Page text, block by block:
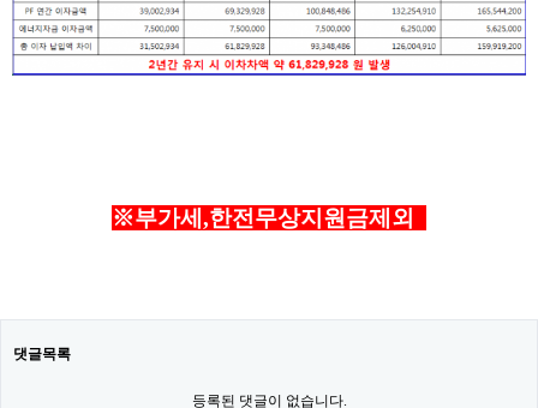
※부가세,한전무상지원금제외
댓글목록
등록된 댓글이 없습니다.